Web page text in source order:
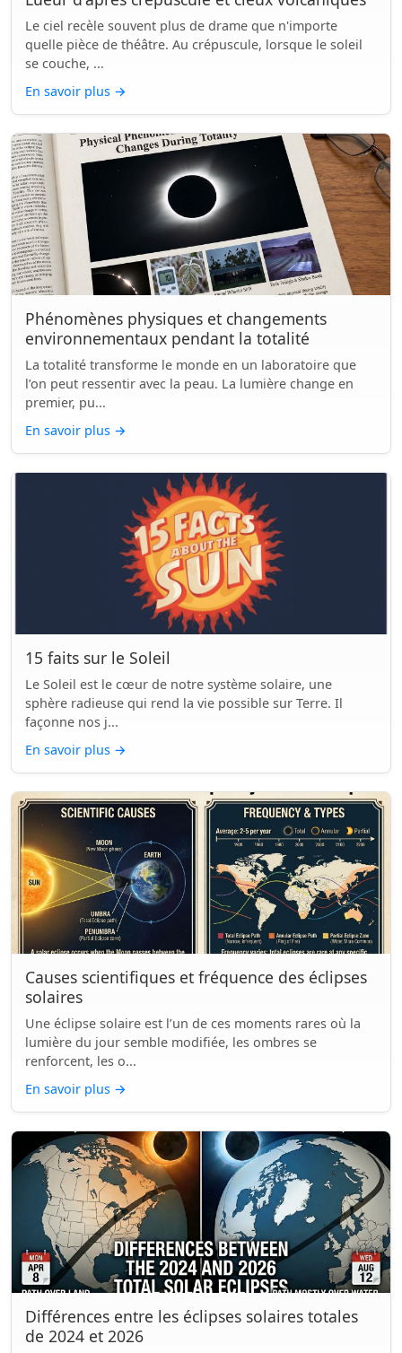
Le ciel recèle souvent plus de drame que n'importe
quelle pièce de théâtre. Au crépuscule, lorsque le soleil
se couche, ...
En savoir plus →
Phénomènes physiques et changements
environnementaux pendant la totalité
La totalité transforme le monde en un laboratoire que
l’on peut ressentir avec la peau. La lumière change en
premier, pu...
En savoir plus →
15 faits sur le Soleil
Le Soleil est le cœur de notre système solaire, une
sphère radieuse qui rend la vie possible sur Terre. Il
façonne nos j...
En savoir plus →
Causes scientifiques et fréquence des éclipses
solaires
Une éclipse solaire est l’un de ces moments rares où la
lumière du jour semble modifiée, les ombres se
renforcent, les o...
En savoir plus →
Différences entre les éclipses solaires totales
de 2024 et 2026